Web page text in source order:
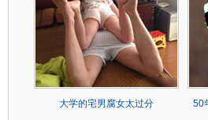
大学的宅男腐女太过分 50